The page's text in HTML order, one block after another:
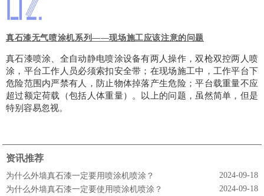
真石漆无气喷涂机系列——现场施工应该注意的问题
真石漆喷涂、全自动静电喷涂设备有两人操作，双枪双控两人喷
涂，平台工作人员必须索扣安全带； 在现场施工中，工作平台下
危险范围内严禁有人，防止物体掉落产生危险； 平台载重量不应
超过额定荷载（包括人体重量）。以上的问题，虽然简单，但是
特别容易忽视。
资讯推荐
为什么外墙真石漆一定要用喷涂机喷涂？
2024-09-18
为什么外墙真石漆一定要使用喷涂机喷涂？
2024-09-18